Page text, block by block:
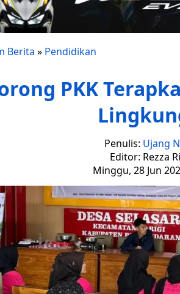
Berita » Pendidikan
PKK
Penulis: Ujang
Editor: Rezza
Minggu, 28 Jun